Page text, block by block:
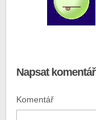
Napsat komentář
Komentář